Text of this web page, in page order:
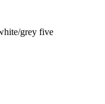
grey five